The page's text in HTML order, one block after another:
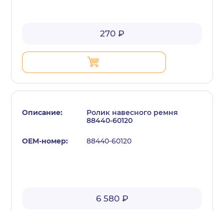
270 ₽
Ролик навесного ремня
88440-60120
88440-60120
6 580 ₽